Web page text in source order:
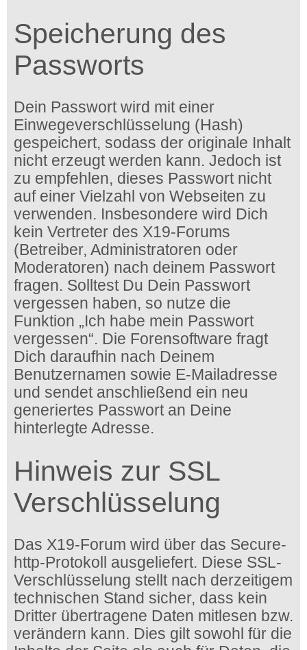
Speicherung des
Passworts
Dein Passwort wird mit einer
Einwegeverschlüsselung (Hash)
gespeichert, sodass der originale Inhalt
nicht erzeugt werden kann. Jedoch ist
zu empfehlen, dieses Passwort nicht
auf einer Vielzahl von Webseiten zu
verwenden. Insbesondere wird Dich
kein Vertreter des X19-Forums
(Betreiber, Administratoren oder
Moderatoren) nach deinem Passwort
fragen. Solltest Du Dein Passwort
vergessen haben, so nutze die
Funktion „Ich habe mein Passwort
vergessen“. Die Forensoftware fragt
Dich daraufhin nach Deinem
Benutzernamen sowie E-Mailadresse
und sendet anschließend ein neu
generiertes Passwort an Deine
hinterlegte Adresse.
Hinweis zur SSL
Verschlüsselung
Das X19-Forum wird über das Secure-
http-Protokoll ausgeliefert. Diese SSL-
Verschlüsselung stellt nach derzeitigem
technischen Stand sicher, dass kein
Dritter übertragene Daten mitlesen bzw.
verändern kann. Dies gilt sowohl für die